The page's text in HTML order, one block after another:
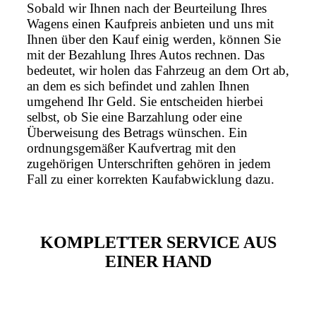
Sobald wir Ihnen nach der Beurteilung Ihres
Wagens einen Kaufpreis anbieten und uns mit
Ihnen über den Kauf einig werden, können Sie
mit der Bezahlung Ihres Autos rechnen. Das
bedeutet, wir holen das Fahrzeug an dem Ort ab,
an dem es sich befindet und zahlen Ihnen
umgehend Ihr Geld. Sie entscheiden hierbei
selbst, ob Sie eine Barzahlung oder eine
Überweisung des Betrags wünschen. Ein
ordnungsgemäßer Kaufvertrag mit den
zugehörigen Unterschriften gehören in jedem
Fall zu einer korrekten Kaufabwicklung dazu.
KOMPLETTER SERVICE AUS
EINER HAND